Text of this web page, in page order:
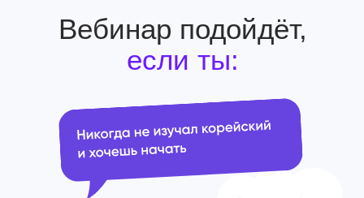
Вебинар подойдёт,
если ты: